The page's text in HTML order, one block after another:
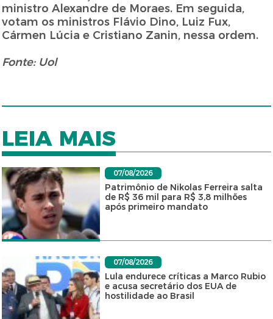
ministro Alexandre de Moraes. Em seguida,
votam os ministros Flávio Dino, Luiz Fux,
Cármen Lúcia e Cristiano Zanin, nessa ordem.
Fonte: Uol
LEIA MAIS
07/08/2026
Patrimônio de Nikolas Ferreira salta
de R$ 36 mil para R$ 3,8 milhões
após primeiro mandato
07/08/2026
Lula endurece críticas a Marco Rubio
e acusa secretário dos EUA de
hostilidade ao Brasil